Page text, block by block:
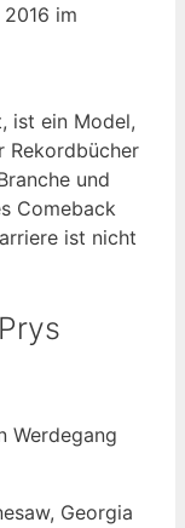
im
ist ein Model,
Rekordbücher
und
Comeback
ist nicht
Werdegang
Georgia